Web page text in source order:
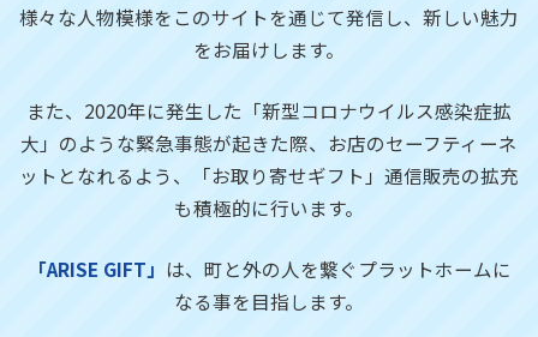
様々な人物模様をこのサイトを通じて発信し、新しい魅力
をお届けします。
また、2020年に発生した「新型コロナウイルス感染症拡
大」のような緊急事態が起きた際、お店のセーフティーネ
ットとなれるよう、「お取り寄せギフト」通信販売の拡充
も積極的に行います。
「ARISE GIFT」 は、町と外の人を繋ぐプラットホームに
なる事を目指します。